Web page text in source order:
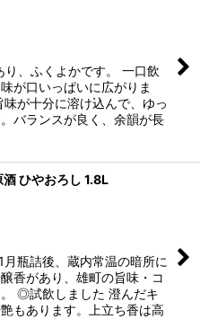
、ふくよかです。 一口飲
が口いっぱいに広がりま
が十分に溶け込んで、ゆっ
バランスが良く、余韻が長
ひやおろし 1.8L
瓶詰後、蔵内常温の暗所に
香があり、雄町の旨味・コ
◎試飲しました 澄んだキ
もあります。上立ち香は高